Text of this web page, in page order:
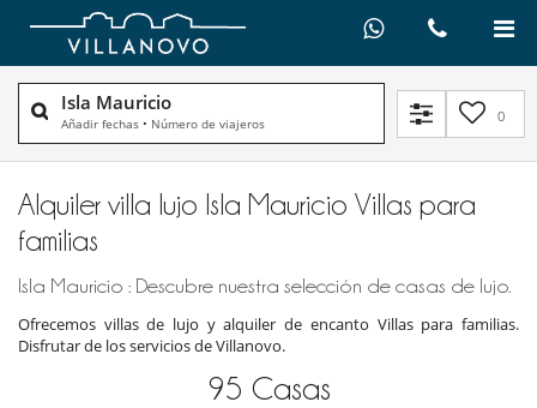
Isla Mauricio
Añadir fechas • Número de viajeros 0
Alquiler villa lujo Isla Mauricio Villas para
familias
Isla Mauricio : Descubre nuestra selección de casas de lujo.
Ofrecemos villas de lujo y alquiler de encanto Villas para familias.
Disfrutar de los servicios de Villanovo.
95 Casas